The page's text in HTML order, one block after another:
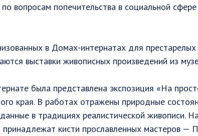
вопросам попечительства в социальной
в Домах-интернатах для
выставки живописных произведений из
была представлена экспозиция «На
края. В работах отражены природные
в традициях реалистической живописи.
кисти прославленных мастеров —